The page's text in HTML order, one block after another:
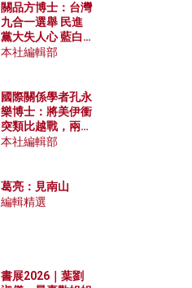
關品方博士：台灣
九合一選舉 民進
黨大失人心 藍白
合作有望拿下七成
本社編輯部
國際關係學者孔永
樂博士：將美伊衝
突類比越戰，兩者
有何異同？中國崛
本社編輯部
葛亮：見南山
編輯精選
書展2026｜葉劉